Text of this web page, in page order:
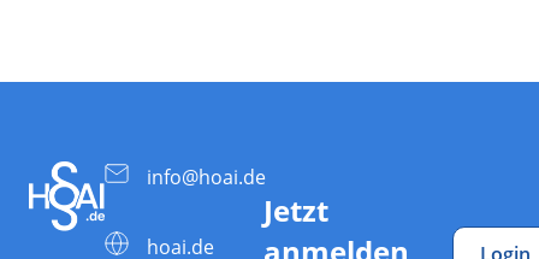
info@hoai.de
hoai.de
Jetzt
anmelden